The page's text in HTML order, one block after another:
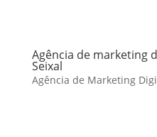
Agência de marketing
Seixal
Agência de Marketing